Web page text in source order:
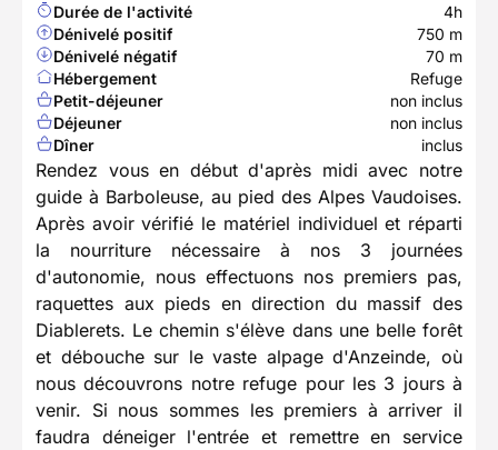
Durée de l'activité
4h
Dénivelé positif
750 m
Dénivelé négatif
70 m
Hébergement
Refuge
Petit-déjeuner
non inclus
Déjeuner
non inclus
Dîner
inclus
Rendez vous en début d'après midi avec notre
guide à Barboleuse, au pied des Alpes Vaudoises.
Après avoir vérifié le matériel individuel et réparti
la nourriture nécessaire à nos 3 journées
d'autonomie, nous effectuons nos premiers pas,
raquettes aux pieds en direction du massif des
Diablerets. Le chemin s'élève dans une belle forêt
et débouche sur le vaste alpage d'Anzeinde, où
nous découvrons notre refuge pour les 3 jours à
venir. Si nous sommes les premiers à arriver il
faudra déneiger l'entrée et remettre en service